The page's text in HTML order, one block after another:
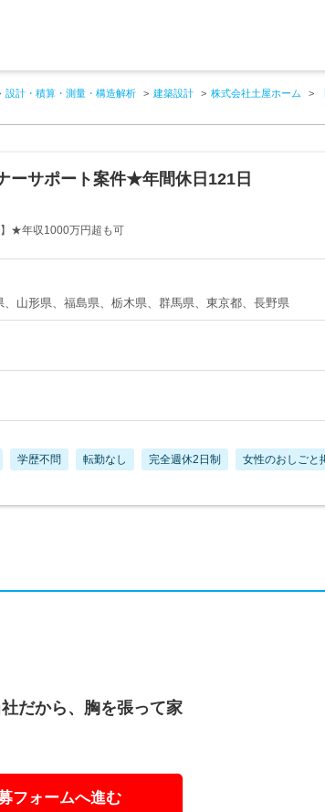
設計・積算・測量・構造解析 建築設計 株式会社土屋ホーム
ーサポート案件★年間休日121日
】★年収1000万円超も可
山形県、福島県、栃木県、群馬県、東京都、長野県
学歴不問 転勤なし 完全週休2日制 女性のおしごと
だから、胸を張って家
フォームへ進む